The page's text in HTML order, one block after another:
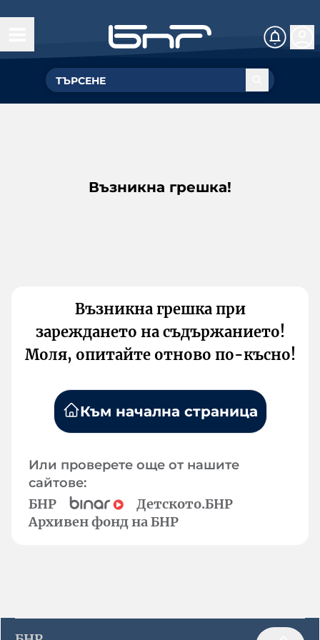
Възникна грешка!
Възникна грешка при
зареждането на съдържанието!
Моля, опитайте отново по-късно!
Към начална страница
Или проверете още от нашите
сайтове:
БНР
Детското.БНР
Архивен фонд на БНР